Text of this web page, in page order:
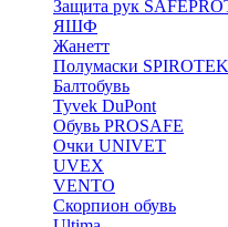
Защита рук
ЯШФ
Жанетт
Полумаски SPIROTEK
Балтобувь
Tyvek DuPont
Обувь PROSAFE
Очки UNIVET
UVEX
VENTO
Скорпион обувь